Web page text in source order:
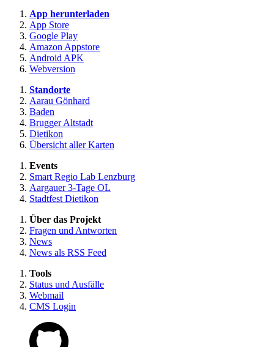
App herunterladen
App Store
Google Play
Amazon Appstore
Android APK
Webversion
Standorte
Aarau Gönhard
Baden
Brugger Altstadt
Dietikon
Übersicht aller Karten
Events
Smart Regio Lab Lenzburg
Aargauer 3-Tage OL
Stadtfest Dietikon
Über das Projekt
Fragen und Antworten
News
News als RSS Feed
Tools
Status und Ausfälle
Webmail
CMS Login
Zu unserem GitHub